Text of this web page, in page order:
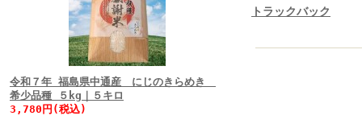
令和７年 福島県中通産 にじのきらめき
希少品種 ５kg｜５キロ
3,780円(税込)
トラックバック